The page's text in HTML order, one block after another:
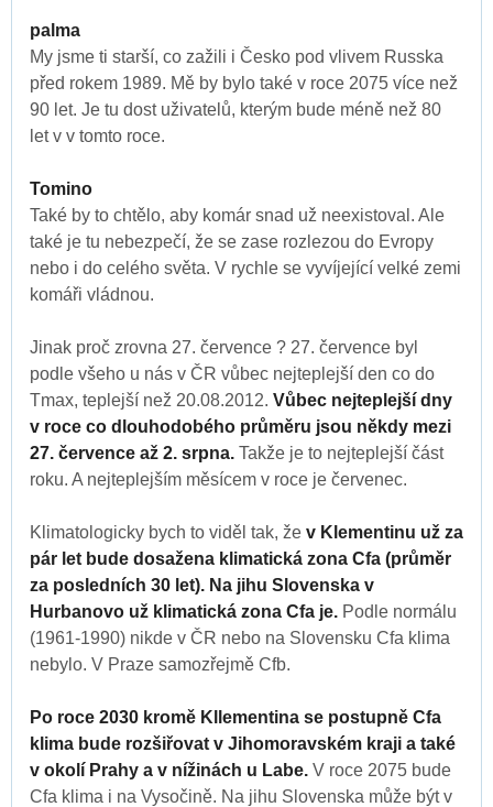
palma
My jsme ti starší, co zažili i Česko pod vlivem Russka
před rokem 1989. Mě by bylo také v roce 2075 více než
90 let. Je tu dost uživatelů, kterým bude méně než 80
let v v tomto roce.
Tomino
Také by to chtělo, aby komár snad už neexistoval. Ale
také je tu nebezpečí, že se zase rozlezou do Evropy
nebo i do celého světa. V rychle se vyvíjející velké zemi
komáři vládnou.
Jinak proč zrovna 27. července ? 27. července byl
podle všeho u nás v ČR vůbec nejteplejší den co do
Tmax, teplejší než 20.08.2012. Vůbec nejteplejší dny
v roce co dlouhodobého průměru jsou někdy mezi
27. července až 2. srpna. Takže je to nejteplejší část
roku. A nejteplejším měsícem v roce je červenec.
Klimatologicky bych to viděl tak, že v Klementinu už za
pár let bude dosažena klimatická zona Cfa (průměr
za posledních 30 let). Na jihu Slovenska v
Hurbanovo už klimatická zona Cfa je. Podle normálu
(1961-1990) nikde v ČR nebo na Slovensku Cfa klima
nebylo. V Praze samozřejmě Cfb.
Po roce 2030 kromě Kllementina se postupně Cfa
klima bude rozšiřovat v Jihomoravském kraji a také
v okolí Prahy a v nížinách u Labe. V roce 2075 bude
Cfa klima i na Vysočině. Na jihu Slovenska může být v